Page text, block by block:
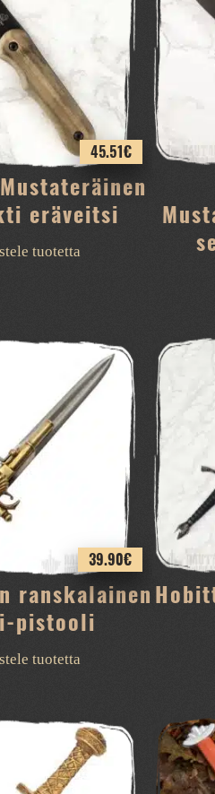
eräveitsi
45.51€
tuotetta
ranskalainen
pistooli
39.90€
tuotetta